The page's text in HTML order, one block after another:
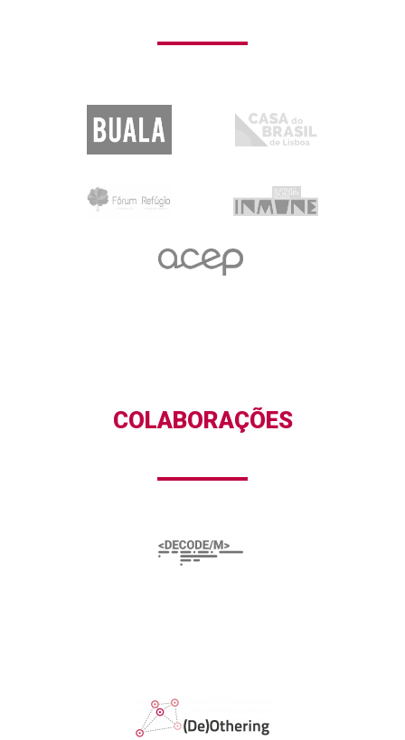
COLABORAÇÕES